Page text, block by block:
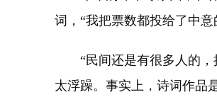
词，“我把票数都投给了中意
“民间还是有很多人的，
太浮躁。事实上，诗词作品